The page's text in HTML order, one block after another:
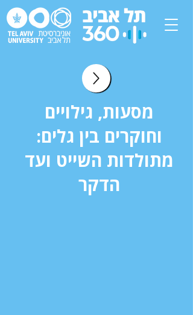
מסעות, גילויים
וחוקרים בין גלים:
מתולדות השייט ועד
הדקר